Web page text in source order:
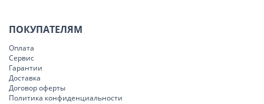
ПОКУПАТЕЛЯМ
Оплата
Сервис
Гарантии
Доставка
Договор оферты
Политика конфиденциальности